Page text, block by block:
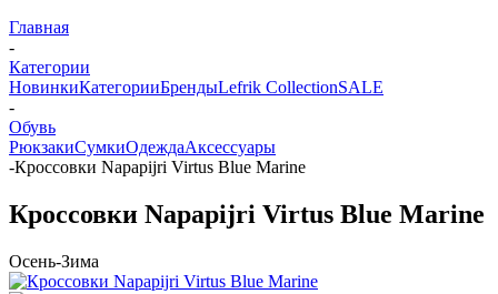
Главная
-
Категории
НовинкиКатегорииБрендыLefrik CollectionSALE
-
Обувь
РюкзакиСумкиОдеждаАксессуары
-Кроссовки Napapijri Virtus Blue Marine
Кроссовки Napapijri Virtus Blue Marine
Осень-Зима